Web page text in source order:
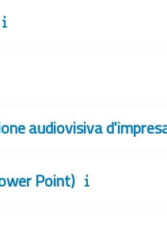
audiovisiva
Point)